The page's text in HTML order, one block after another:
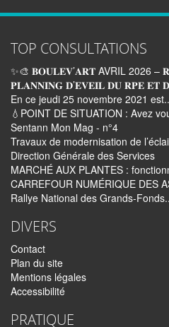
TOP CONSULTATIONS
✨🎨 𝐁𝐎𝐔𝐋𝐄𝐕’𝐀𝐑𝐓 AVRIL 2026 –
𝐏𝐋𝐀𝐍𝐍𝐈𝐍𝐆 𝐃’𝐄𝐕𝐄𝐈𝐋 𝐃𝐔 𝐑𝐏𝐄 𝐄𝐓
En ce jeudi 25 novembre 2021
💧POINT DE SITUATION : Avez
Sentann Mon Mag - n°4
Travaux de modernisation de
Direction Générale des Services
MARCHÉ AUX PLANTES :
CARREFOUR NUMÉRIQUE DES
Rallye National des Grands-
DIVERS
Contact
Plan du site
Mentions légales
Accessibilité
PRATIQUE